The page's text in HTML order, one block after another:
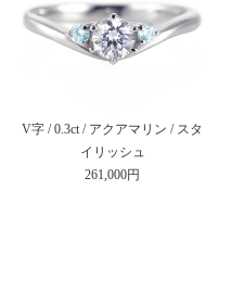
V字 / 0.3ct / アクアマリン / スタ
イリッシュ
261,000円